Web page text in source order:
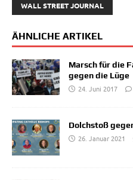
WALL STREET JOURNAL
ÄHNLICHE ARTIKEL
Marsch für die
gegen die Lüge
24. Juni 2017
Dolchstoß
26. Januar 2021